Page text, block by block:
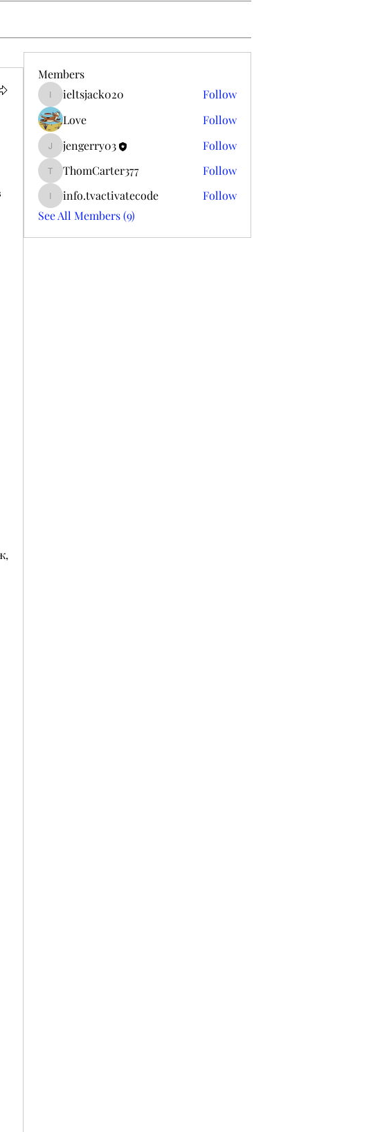
Members
ieltsjack020
ieltsjack020
Follow
Love
Follow
jengerry03
jengerry03 Follow
ThomCarter377
ThomCarter377 Follow
info.tvactivatecode
info.tvactivatecode
Follow
See All Members (9)